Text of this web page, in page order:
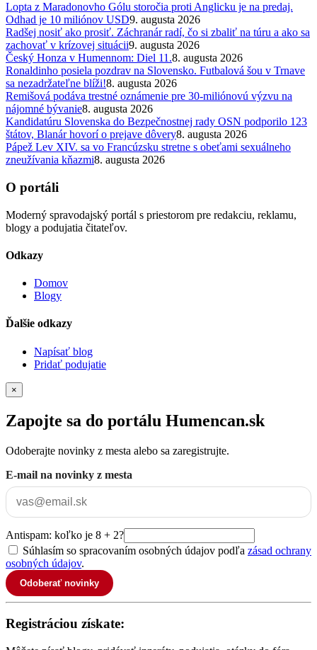
Lopta z Maradonovho Gólu storočia proti Anglicku je na predaj.
Odhad je 10 miliónov USD9. augusta 2026
Radšej nosiť ako prosiť. Záchranár radí, čo si zbaliť na túru a ako sa
zachovať v krízovej situácii9. augusta 2026
Český Honza v Humennom: Diel 11.8. augusta 2026
Ronaldinho posiela pozdrav na Slovensko. Futbalová šou v Trnave
sa nezadržateľne blíži!8. augusta 2026
Remišová podáva trestné oznámenie pre 30-miliónovú výzvu na
nájomné bývanie8. augusta 2026
Kandidatúru Slovenska do Bezpečnostnej rady OSN podporilo 123
štátov, Blanár hovorí o prejave dôvery8. augusta 2026
Pápež Lev XIV. sa vo Francúzsku stretne s obeťami sexuálneho
zneužívania kňazmi8. augusta 2026
O portáli
Moderný spravodajský portál s priestorom pre redakciu, reklamu,
blogy a podujatia čitateľov.
Odkazy
Domov
Blogy
Ďalšie odkazy
Napísať blog
Pridať podujatie
×
Zapojte sa do portálu Humencan.sk
Odoberajte novinky z mesta alebo sa zaregistrujte.
E-mail na novinky z mesta
Antispam: koľko je 8 + 2?
Súhlasím so spracovaním osobných údajov podľa zásad ochrany
osobných údajov.
Odoberať novinky
Registráciou získate: